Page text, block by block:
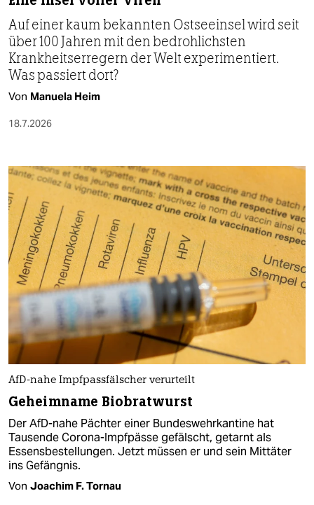
Auf einer kaum bekannten Ostseeinsel wird seit
über 100 Jahren mit den bedrohlichsten
Krankheitserregern der Welt experimentiert.
Was passiert dort?
Von Manuela Heim
18.7.2026
AfD-nahe Impfpassfälscher verurteilt
Geheimname Biobratwurst
Der AfD-nahe Pächter einer Bundeswehrkantine hat
Tausende Corona-Impfpässe gefälscht, getarnt als
Essensbestellungen. Jetzt müssen er und sein Mittäter
ins Gefängnis.
Von Joachim F. Tornau